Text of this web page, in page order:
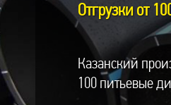
Отгрузки от
Казанский
100 питьевые